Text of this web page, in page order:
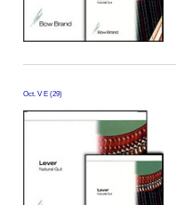
Oct. V E (29)